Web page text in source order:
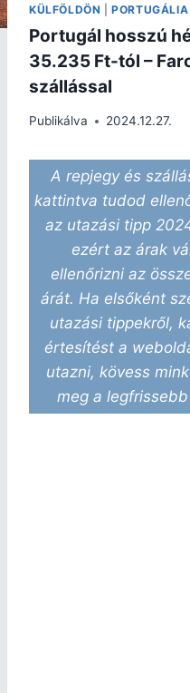
KÜLFÖLDÖN |PORTUGÁLIA
Portugál hosszú
35.235 Ft-tól –
szállással
Publikálva 2024.12.27.
A repjegy és
kattintva tudod
az utazási tipp
ezért az árak
ellenőrizni az
árát. Ha elsőként
utazási tippekről,
értesítést a
utazni, kövess
meg a legfrissebb